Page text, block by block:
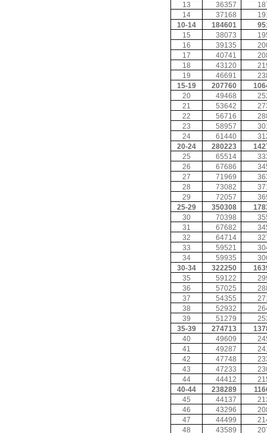
13
36357
14
37168
10-14
184601
15
38073
16
39135
17
40741
18
43120
19
46691
15-19
207760
20
49468
21
53642
22
56716
23
58957
24
61440
20-24
280223
25
65514
26
67686
27
71969
28
73082
29
72057
25-29
350308
30
70398
31
67682
32
64714
33
59521
34
59935
30-34
322250
35
59122
36
57025
37
54355
38
52932
39
51279
35-39
274713
40
49609
41
49287
42
47748
43
47233
44
44412
40-44
238289
45
44137
46
43296
47
44499
48
43589